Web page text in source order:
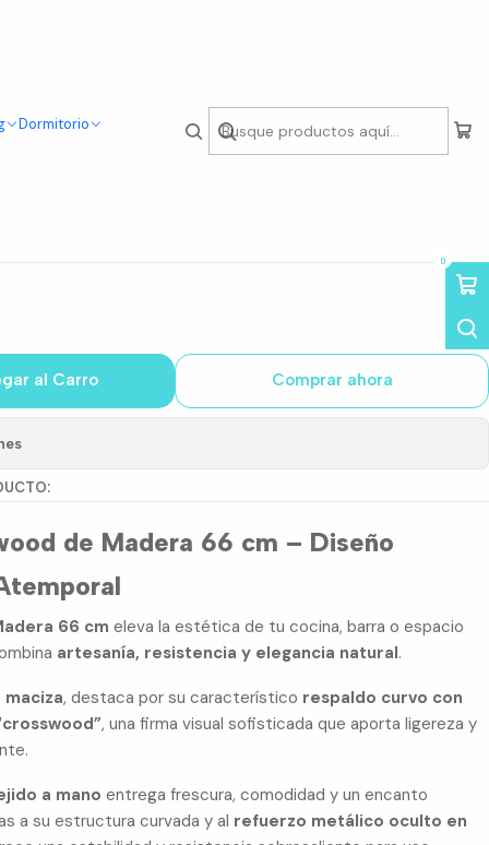
Dormitorio
0
Crosswood de
al Carro Comprar ahora
de Madera 66 cm – Diseño
66 cm eleva la estética de tu cocina, barra o espacio
artesanía, resistencia y elegancia natural.
maciza, destaca por su característico respaldo curvo con
, una firma visual sofisticada que aporta ligereza y
a mano entrega frescura, comodidad y un encanto
a su estructura curvada y al refuerzo metálico oculto en